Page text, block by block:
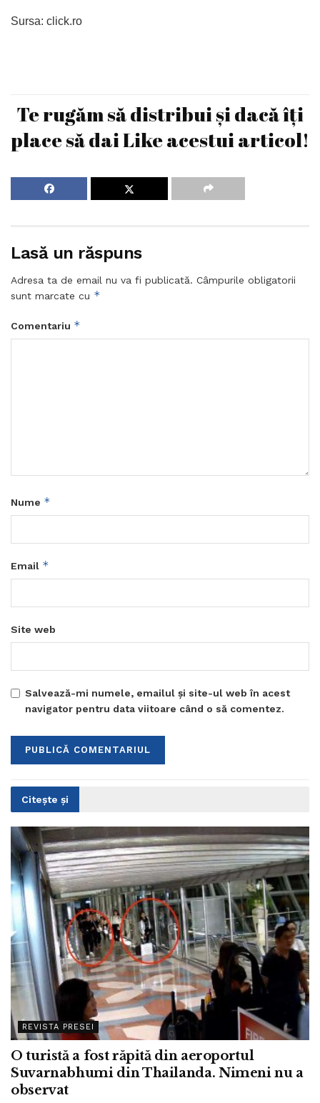
Sursa: click.ro
Te rugăm să distribui și dacă îți
place să dai Like acestui articol!
Lasă un răspuns
Adresa ta de email nu va fi publicată. Câmpurile obligatorii
sunt marcate cu *
Comentariu *
Nume *
Email *
Site web
Salvează-mi numele, emailul și site-ul web în acest
navigator pentru data viitoare când o să comentez.
Citește și
REVISTA PRESEI
O turistă a fost răpită din aeroportul
Suvarnabhumi din Thailanda. Nimeni nu a
observat